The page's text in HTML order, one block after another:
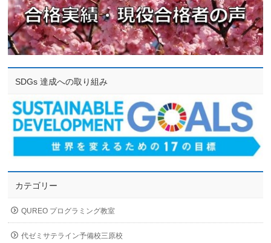
SDGs 達成への取り組み
カテゴリー
QUREO プログラミング教室
代ゼミサテライン予備校三原校